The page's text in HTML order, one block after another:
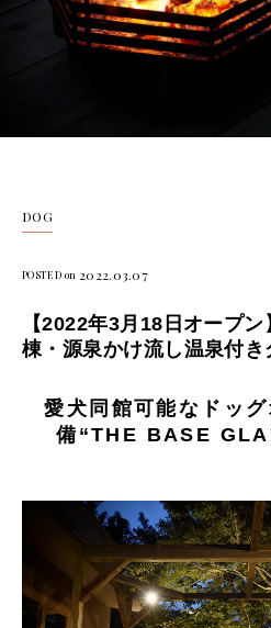
DOG
POSTED on 2022.03.07
【2022年3月18日オープ
棟・源泉かけ流し温泉付き
愛犬同館可能なドッ
備“THE BASE